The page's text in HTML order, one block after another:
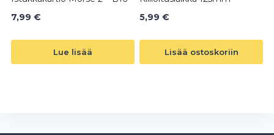
7,99 €
Lue lisää
5,99 €
Lisää ostoskoriin